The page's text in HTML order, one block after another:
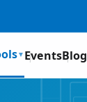
▼ EventsBlog